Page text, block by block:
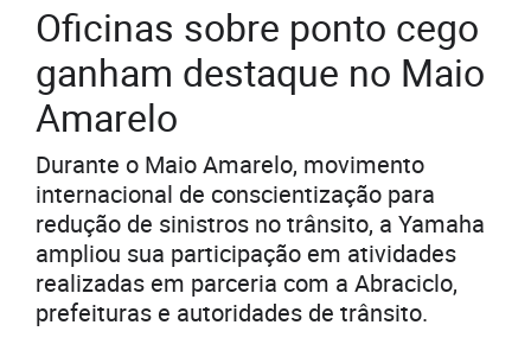
Oficinas sobre ponto cego
ganham destaque no Maio
Amarelo
Durante o Maio Amarelo, movimento
internacional de conscientização para
redução de sinistros no trânsito, a Yamaha
ampliou sua participação em atividades
realizadas em parceria com a Abraciclo,
prefeituras e autoridades de trânsito.